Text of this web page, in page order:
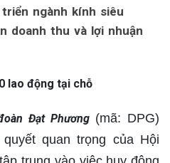
ngành kính siêu
doanh thu và lợi nhuận
lao động tại chỗ
Đạt Phương (mã: DPG)
quan trọng của Hội